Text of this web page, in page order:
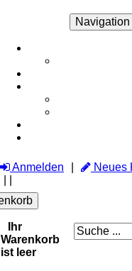
Anmelden
Neues
Ihr
Warenkorb
ist leer